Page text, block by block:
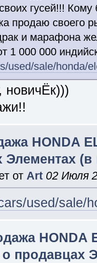
гусей!!!
продаю
и марафона
1 000 000
used/sale/honda/
новичЁк)))
HONDA
Элементах
от Art 02 Июля
used/sale/
HONDA
продавцах